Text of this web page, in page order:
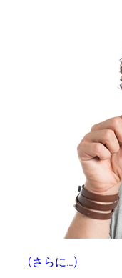
(さらに…)